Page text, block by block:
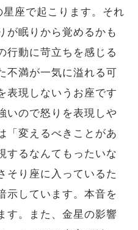
座で起こります。それ
が眠りから覚めるかも
行動に苛立ちを感じる
不満が一気に溢れる可
表現しないうお座です
いので怒りを表現しや
「変えるべきことがあ
するなんてもったいな
そり座に入っているた
示しています。本音を
す。また、金星の影響